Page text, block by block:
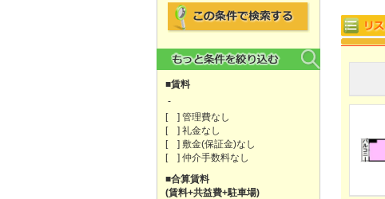
■賃料
-
[ ] 管理費なし
[ ] 礼金なし
[ ] 敷金(保証金)なし
[ ] 仲介手数料なし
■合算賃料
(賃料+共益費+駐車場)